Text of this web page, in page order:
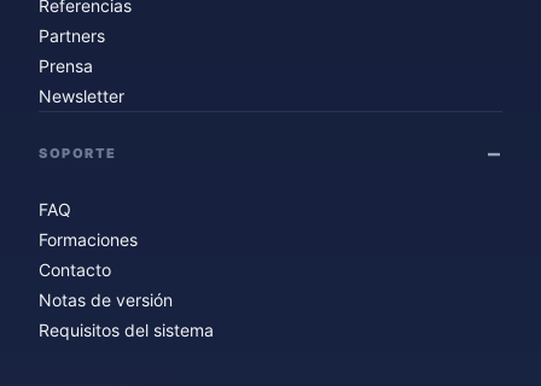
Referencias
Partners
Prensa
Newsletter
SOPORTE
FAQ
Formaciones
Contacto
Notas de versión
Requisitos del sistema